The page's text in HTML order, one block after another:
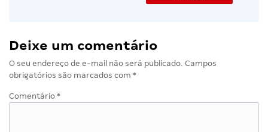
Deixe um comentário
O seu endereço de e-mail não será publicado. Campos
obrigatórios são marcados com *
Comentário *